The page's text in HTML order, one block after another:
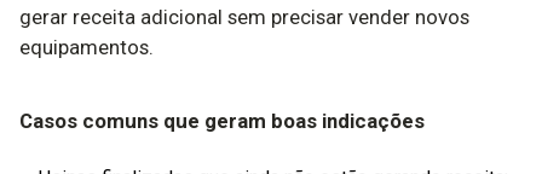
gerar receita adicional sem precisar vender novos
equipamentos.
Casos comuns que geram boas indicações